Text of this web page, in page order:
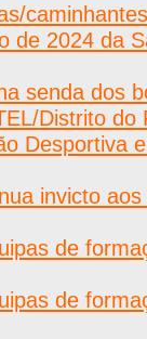
de 2024 da
senda dos
Distrito do
Desportiva
invicto
de
de